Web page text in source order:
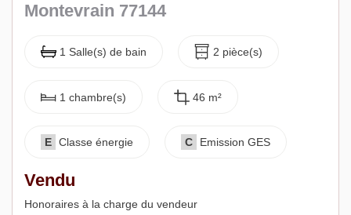
Montevrain 77144
1 Salle(s) de bain 2 pièce(s)
1 chambre(s) 46 m²
E Classe énergie C Emission GES
Vendu
Honoraires à la charge du vendeur